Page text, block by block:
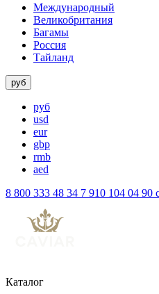
Международный
Великобритания
Багамы
Россия
Тайланд
руб
руб
usd
eur
gbp
rmb
aed
8 800 333 48 34 7 910 104 04 90
Каталог